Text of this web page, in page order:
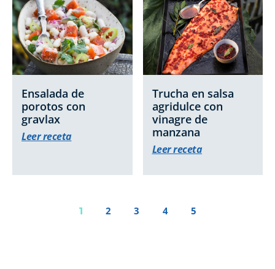
Ensalada de
porotos con
gravlax
Leer receta
Trucha en salsa
agridulce con
vinagre de
manzana
Leer receta
1 2 3 4 5